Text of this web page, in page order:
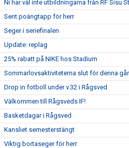
Ni har väl inte utbildningarna från RF Sisu
Sent poängtapp för herr
Seger i seriefinalen
Update: replag
25% rabatt på NIKE hos Stadium
Sommarlovsaktiviteterna slut för denna
Drop in fotboll under v.32 i Rågsved
Välkommen till Rågsveds IF!
Basketdagar i Rågsved
Kansliet semesterstängt
Viktig bortaseger för herr